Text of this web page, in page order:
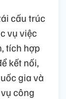
cấu trúc
vụ việc
tích hợp
kết nối,
gia và
công